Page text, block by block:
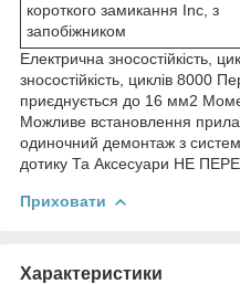
короткого замикання Inc, з
запобіжником
Електрична зносостійкість,
зносостійкість, циклів 8000
приєднується до 16 мм2
Можливе встановлення
одиночний демонтаж з
дотику Та Аксесуари НЕ
Приховати
Характеристики